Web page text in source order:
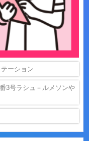
ーション
3号ラシュ－ルメソンや